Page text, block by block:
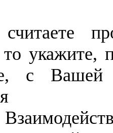
укажите,
с